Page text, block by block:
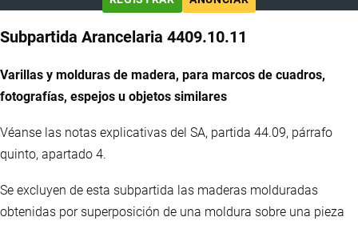
Subpartida Arancelaria 4409.10.11
Varillas y molduras de madera, para marcos de cuadros,
fotografías, espejos u objetos similares
Véanse las notas explicativas del SA, partida 44.09, párrafo
quinto, apartado 4.
Se excluyen de esta subpartida las maderas molduradas
obtenidas por superposición de una moldura sobre una pieza